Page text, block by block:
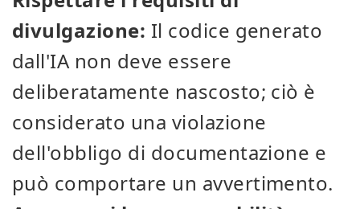
divulgazione: Il codice generato
dall'IA non deve essere
deliberatamente nascosto; ciò è
considerato una violazione
dell'obbligo di documentazione e
può comportare un avvertimento.